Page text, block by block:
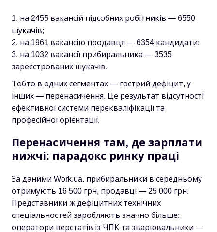
на 2455 вакансій підсобних робітників — 6550
шукачів;
на 1961 вакансію продавця — 6354 кандидати;
на 1032 вакансії прибиральника — 3535
зареєстрованих шукачів.
Тобто в одних сегментах — гострий дефіцит, у
інших — перенасичення. Це результат відсутності
ефективної системи перекваліфікації та
професійної орієнтації.
Перенасичення там, де зарплати
нижчі: парадокс ринку праці
За даними Work.ua, прибиральники в середньому
отримують 16 500 грн, продавці — 25 000 грн.
Представники ж дефіцитних технічних
спеціальностей заробляють значно більше:
оператори верстатів із ЧПК та зварювальники —